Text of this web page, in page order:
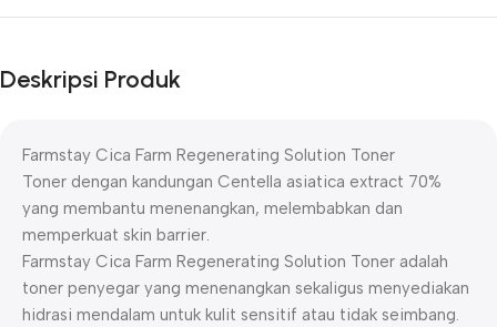
Deskripsi Produk
Farmstay Cica Farm Regenerating Solution Toner
Toner dengan kandungan Centella asiatica extract 70%
yang membantu menenangkan, melembabkan dan
memperkuat skin barrier.
Farmstay Cica Farm Regenerating Solution Toner adalah
toner penyegar yang menenangkan sekaligus menyediakan
hidrasi mendalam untuk kulit sensitif atau tidak seimbang.